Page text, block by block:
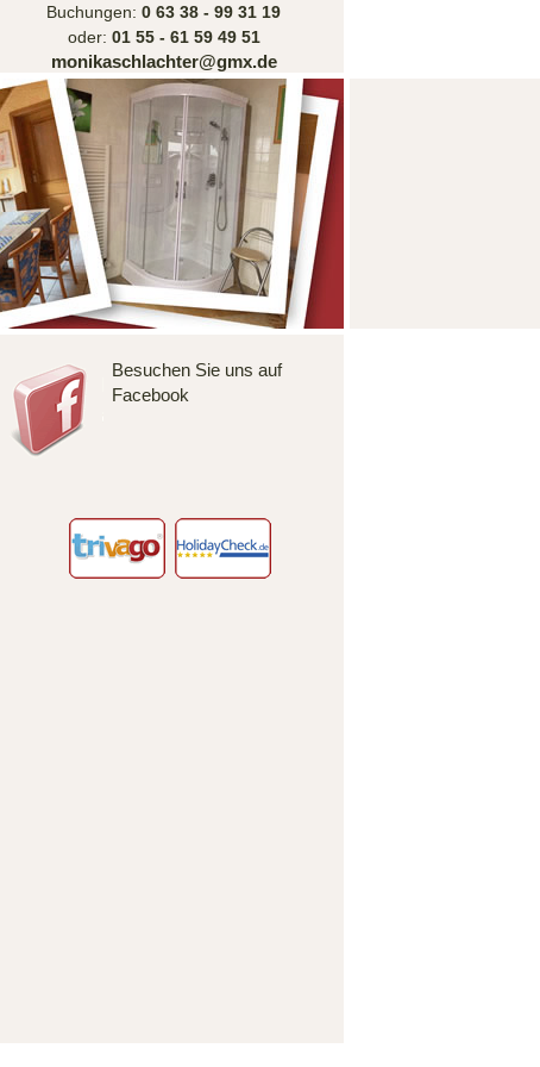
Buchungen: 0 63 38 - 99 31 19
oder: 01 55 - 61 59 49 51
monikaschlachter@gmx.de
Besuchen Sie uns auf
Facebook